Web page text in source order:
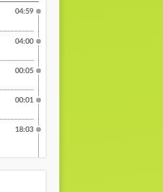
04:59
04:00
00:05
00:01
18:03